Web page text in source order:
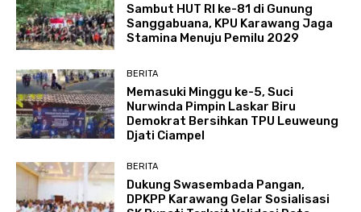
Sambut HUT RI ke-81 di Gunung
Sanggabuana, KPU Karawang Jaga
Stamina Menuju Pemilu 2029
BERITA
Memasuki Minggu ke-5, Suci
Nurwinda Pimpin Laskar Biru
Demokrat Bersihkan TPU Leuweung
Djati Ciampel
BERITA
Dukung Swasembada Pangan,
DPKPP Karawang Gelar Sosialisasi